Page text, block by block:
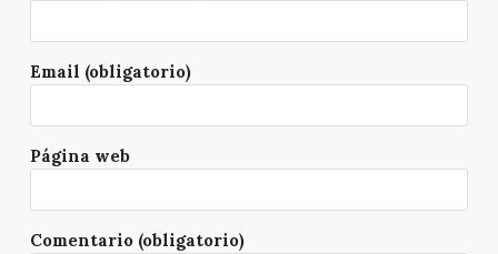
Email (obligatorio)
Página web
Comentario (obligatorio)